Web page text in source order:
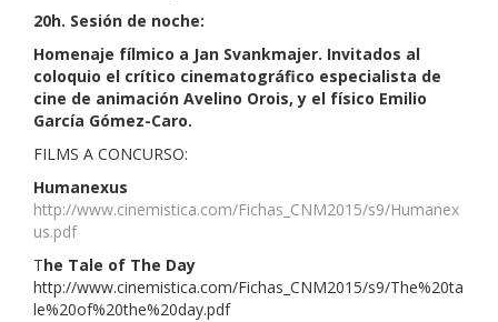
20h. Sesión de noche:
Homenaje fílmico a Jan Svankmajer. Invitados al
coloquio el crítico cinematográfico especialista de
cine de animación Avelino Orois, y el físico Emilio
García Gómez-Caro.
FILMS A CONCURSO:
Humanexus
http://www.cinemistica.com/Fichas_CNM2015/s9/Humanex
us.pdf
The Tale of The Day
http://www.cinemistica.com/Fichas_CNM2015/s9/The%20ta
le%20of%20the%20day.pdf